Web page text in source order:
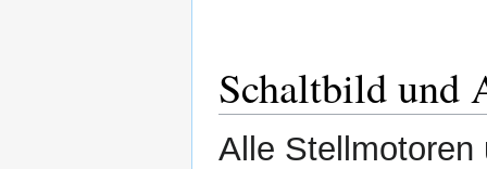
Schaltbild und
Alle